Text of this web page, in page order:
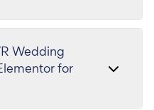
Wedding
for